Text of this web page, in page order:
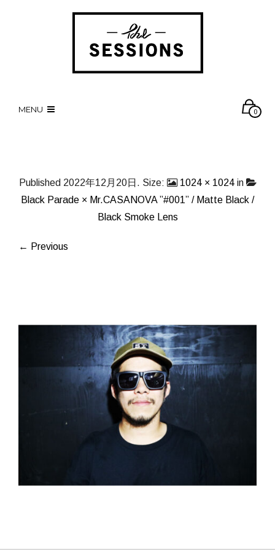
MENU 0
Published 2022年12月20日 . Size: 1024 × 1024in
Black Parade × Mr.CASANOVA ”#001” / Matte Black /
Black Smoke Lens
← Previous